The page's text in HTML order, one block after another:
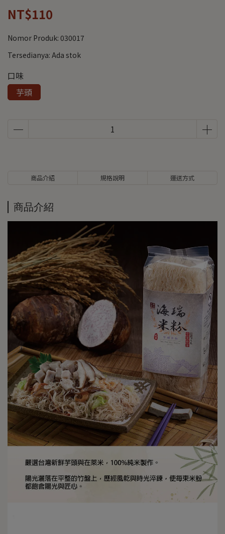
NT$110
Nomor Produk: 030017
Tersedianya: Ada stok
口味
芋頭
商品介紹 規格說明 運送方式
商品介紹